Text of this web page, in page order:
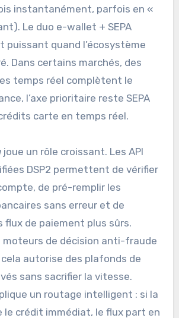
instantanément, parfois en «
Le duo e-wallet + SEPA
puissant quand l’écosystème
Dans certains marchés, des
temps réel complètent le
l’axe prioritaire reste SEPA
carte en temps réel.
joue un rôle croissant. Les API
DSP2 permettent de vérifier
de pré-remplir les
sans erreur et de
flux de paiement plus sûrs.
moteurs de décision anti-fraude
autorise des plafonds de
sans sacrifier la vitesse.
un routage intelligent : si la
le crédit immédiat, le flux part en